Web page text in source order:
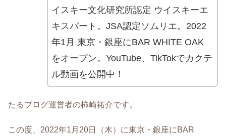
イスキー文化研究所認定 ウイスキーエ
キスパート。JSA認定ソムリエ。2022
年1月 東京・銀座にBAR WHITE OAK
をオープン。YouTube、TikTokでカクテ
ル動画を公開中！
たるブログ運営者の柿崎祐介です。
この度、2022年1月20日（木）に東京・銀座にBAR